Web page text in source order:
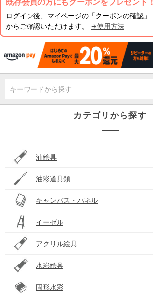
既存会員の方にもクーポンをプレゼント！
ログイン後、マイページの「クーポンの確認」
からご確認いただけます。 →使用方法
キーワードから探す
カテゴリから探す
油絵具
油彩道具類
キャンバス・パネル
イーゼル
アクリル絵具
水彩絵具
固形水彩